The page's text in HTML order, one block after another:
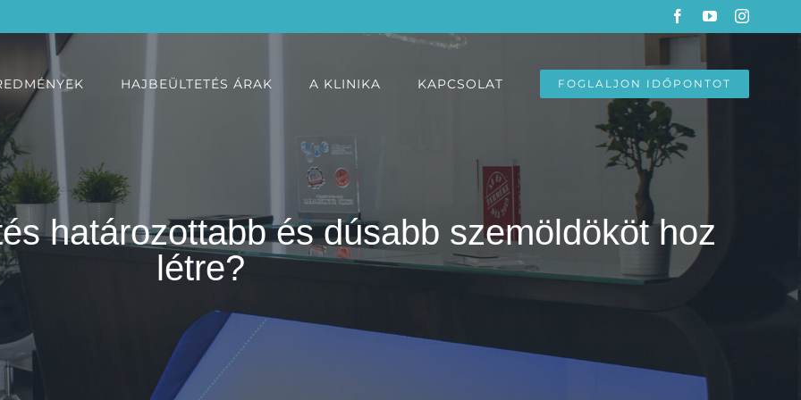
FacebookYouTube
HAJBEÜLTETÉS ÁRAK A KLINIKA KAPCSOLAT FOGLALJON IDŐPONTOT
határozottabb és dúsabb szemöldököt hoz
létre?